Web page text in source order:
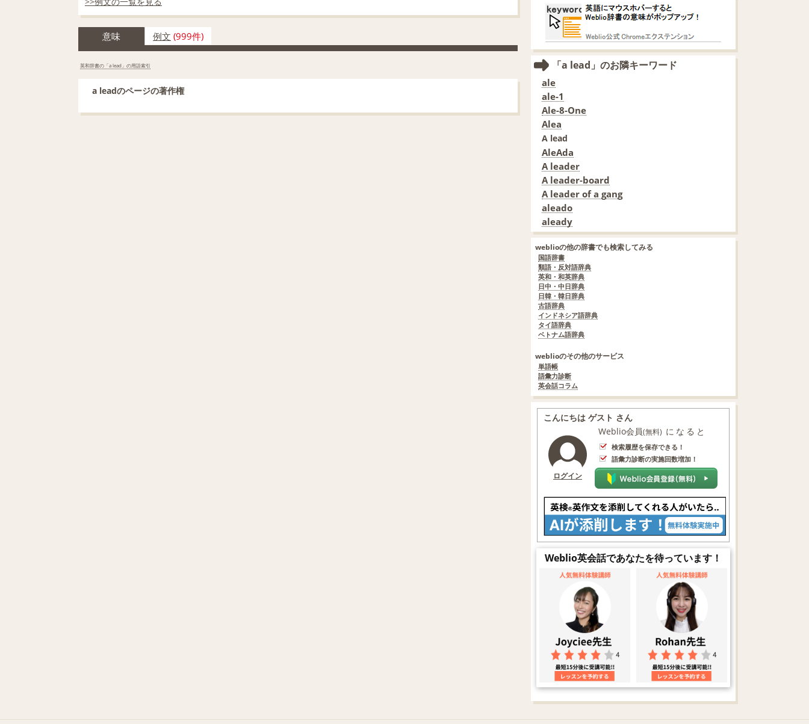
意味 例文 (999件)
英和辞書の「a lead」の用語索引
a leadのページの著作権
「a lead」のお隣キーワード
ale
ale-1
Ale-8-One
Alea
A lead
AleAda
A leader
A leader-board
A leader of a gang
aleado
aleady
weblioの他の辞書でも検索してみる
国語辞書
類語・反対語辞典
英和・和英辞典
日中・中日辞典
日韓・韓日辞典
古語辞典
インドネシア語辞典
タイ語辞典
ベトナム語辞典
weblioのその他のサービス
単語帳
語彙力診断
英会話コラム
こんにちは ゲスト さん
ログイン
Weblio会員(無料) になると
検索履歴を保存できる！
語彙力診断の実施回数増加！
Weblio英会話であなたを待っています！